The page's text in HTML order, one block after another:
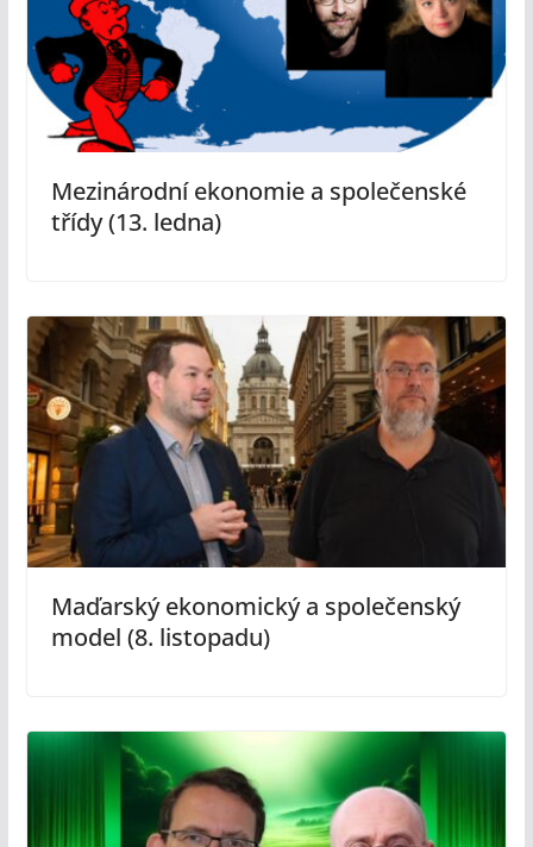
Mezinárodní ekonomie a společenské
třídy (13. ledna)
Maďarský ekonomický a společenský
model (8. listopadu)